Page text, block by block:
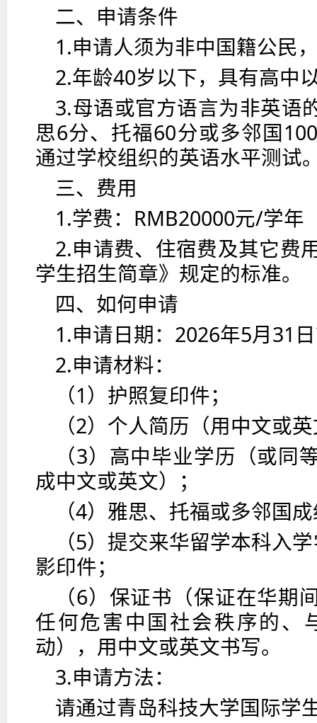
二、申请条件
1.申请人须为非中国籍公民
2.年龄40岁以下，具有高中
3.母语或官方语言为非英语
思6分、托福60分或多邻国
通过学校组织的英语水平测试
三、费用
1.学费：RMB20000元/学年
2.申请费、住宿费及其它费
学生招生简章》规定的标准。
四、如何申请
1.申请日期：2026年5月31
2.申请材料：
（1）护照复印件；
（2）个人简历（用中文或
（3）高中毕业学历（或
成中文或英文）；
（4）雅思、托福或多邻国
（5）提交来华留学本科入
影印件；
（6）保证书（保证在华
任何危害中国社会秩序的、
动），用中文或英文书写。
3.申请方法：
请通过青岛科技大学国际学